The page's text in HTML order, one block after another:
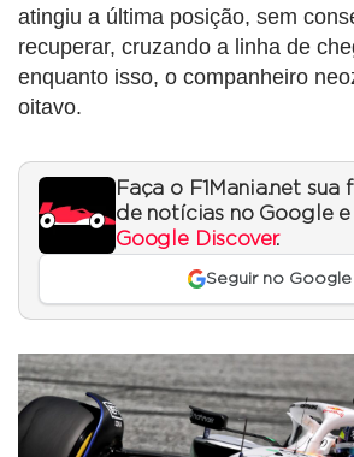
atingiu a última posição, sem
recuperar, cruzando a linha de
enquanto isso, o companheiro
oitavo.
Faça o F1Mania.net
de notícias no Google
Google Discover.
Seguir no Google